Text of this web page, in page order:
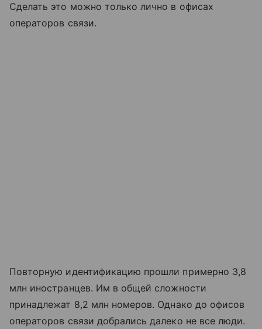
Сделать это можно только лично в офисах
операторов связи.
Повторную идентификацию прошли примерно 3,8
млн иностранцев. Им в общей сложности
принадлежат 8,2 млн номеров. Однако до офисов
операторов связи добрались далеко не все люди.